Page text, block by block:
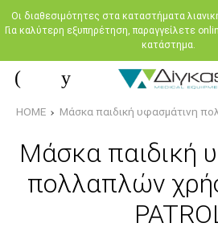
Oι διαθεσιμότητες στα καταστήματα
Για καλύτερη εξυπηρέτηση, παραγγείλετε
κατάστημα.
HOME Μάσκα παιδική υφασμάτινη
Μάσκα παιδική
πολλαπλών